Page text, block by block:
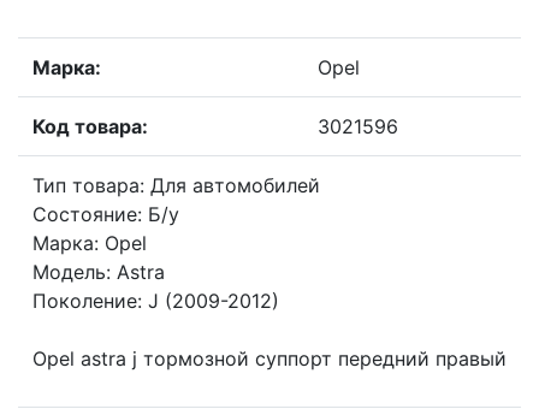
Марка: Opel
Код товара: 3021596
Тип товара: Для автомобилей
Состояние: Б/у
Марка: Opel
Модель: Astra
Поколение: J (2009-2012)
Opel astra j тормозной суппорт передний правый